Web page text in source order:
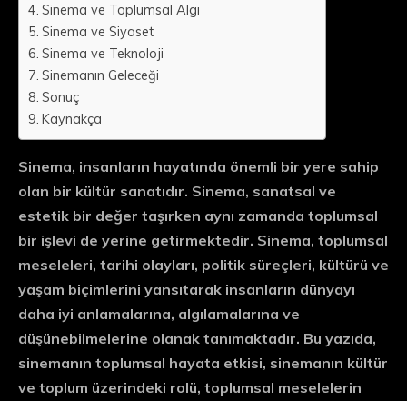
Sinema ve Toplumsal Algı
Sinema ve Siyaset
Sinema ve Teknoloji
Sinemanın Geleceği
Sonuç
Kaynakça
Sinema, insanların hayatında önemli bir yere sahip
olan bir kültür sanatıdır. Sinema, sanatsal ve
estetik bir değer taşırken aynı zamanda toplumsal
bir işlevi de yerine getirmektedir. Sinema, toplumsal
meseleleri, tarihi olayları, politik süreçleri, kültürü ve
yaşam biçimlerini yansıtarak insanların dünyayı
daha iyi anlamalarına, algılamalarına ve
düşünebilmelerine olanak tanımaktadır. Bu yazıda,
sinemanın toplumsal hayata etkisi, sinemanın kültür
ve toplum üzerindeki rolü, toplumsal meselelerin